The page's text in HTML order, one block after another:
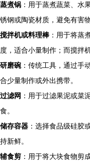
蒸煮锅 ：用于蒸煮蔬菜、水
锈钢或陶瓷材质，避免有害
搅拌机或料理棒 ：用于将蒸
度，适合小量制作；而搅拌
研磨碗 ：传统工具，通过手
合少量制作或外出携带。
过滤网 ：用于过滤果泥或菜
食。
储存容器 ：选择食品级硅胶
持新鲜。
辅食剪 ：用于将大块食物剪